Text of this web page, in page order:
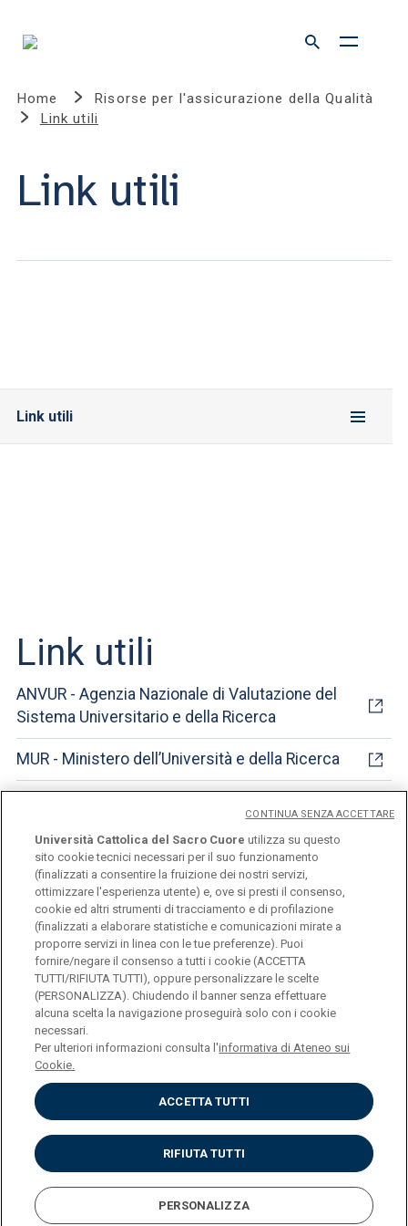
Home
Risorse per l'assicurazione della Qualità
Link utili
Link utili
Link utili
Link utili
ANVUR - Agenzia Nazionale di Valutazione del
Sistema Universitario e della Ricerca
MUR - Ministero dell’Università e della Ricerca
Università Cattolica del Sacro Cuore
Largo A. Gemelli, 1 - 20123 Milano
Privacy
Cookies
Università Cattolica del Sacro Cuore utilizza su questo
sito cookie tecnici necessari per il suo funzionamento
(finalizzati a consentire la fruizione dei nostri servizi,
ottimizzare l'esperienza utente) e, ove si presti il consenso,
cookie ed altri strumenti di tracciamento e di profilazione
(finalizzati a elaborare statistiche e comunicazioni mirate a
proporre servizi in linea con le tue preferenze). Puoi
fornire/negare il consenso a tutti i cookie (ACCETTA
TUTTI/RIFIUTA TUTTI), oppure personalizzare le scelte
(PERSONALIZZA). Chiudendo il banner senza effettuare
alcuna scelta la navigazione proseguirà solo con i cookie
necessari.
Per ulteriori informazioni consulta l'informativa di Ateneo sui
Cookie.
ACCETTA TUTTI
RIFIUTA TUTTI
PERSONALIZZA
CONTINUA SENZA ACCETTARE